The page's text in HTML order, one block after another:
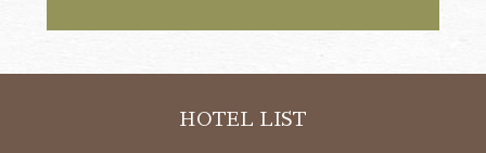
HOTEL LIST